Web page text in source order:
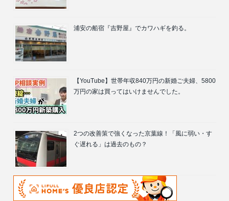
浦安の船宿『吉野屋』でカワハギを釣る。
【YouTube】世帯年収840万円の新婚ご夫婦、5800
万円の家は買ってはいけませんでした。
2つの改善策で強くなった京葉線！「風に弱い・す
ぐ遅れる」は過去のもの？